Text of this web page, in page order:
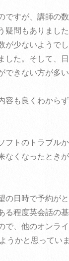
ですが、講師の
疑問もありまし
が少ないようで
した。そして、
きない方が多い
容も良くわから
フトのトラブル
なくなったとき
日時で予約が
る程度英会話の
で、他のオンラ
うかと思っていま